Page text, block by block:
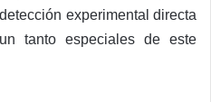
experimental directa
tanto especiales de este